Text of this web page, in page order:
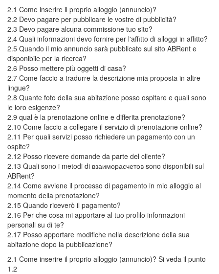
2.1 Come inserire il proprio alloggio (annuncio)?
2.2 Devo pagare per pubblicare le vostre di pubblicità?
2.3 Devo pagare alcuna commissione tuo sito?
2.4 Quali informazioni devo fornire per l'affitto di alloggi in affitto?
2.5 Quando il mio annuncio sarà pubblicato sul sito ABRent e
disponibile per la ricerca?
2.6 Posso mettere più oggetti di casa?
2.7 Come faccio a tradurre la descrizione mia proposta in altre
lingue?
2.8 Quante foto della sua abitazione posso ospitare e quali sono
le loro esigenze?
2.9 qual è la prenotazione online e differita prenotazione?
2.10 Come faccio a collegare il servizio di prenotazione online?
2.11 Per quali servizi posso richiedere un pagamento con un
ospite?
2.12 Posso ricevere domande da parte del cliente?
2.13 Quali sono i metodi di взаиморасчетов sono disponibili sul
ABRent?
2.14 Come avviene il processo di pagamento in mio alloggio al
momento della prenotazione?
2.15 Quando riceverò il pagamento?
2.16 Per che cosa mi apportare al tuo profilo informazioni
personali su di te?
2.17 Posso apportare modifiche nella descrizione della sua
abitazione dopo la pubblicazione?
2.1 Come inserire il proprio alloggio (annuncio)? Si veda il punto
1.2